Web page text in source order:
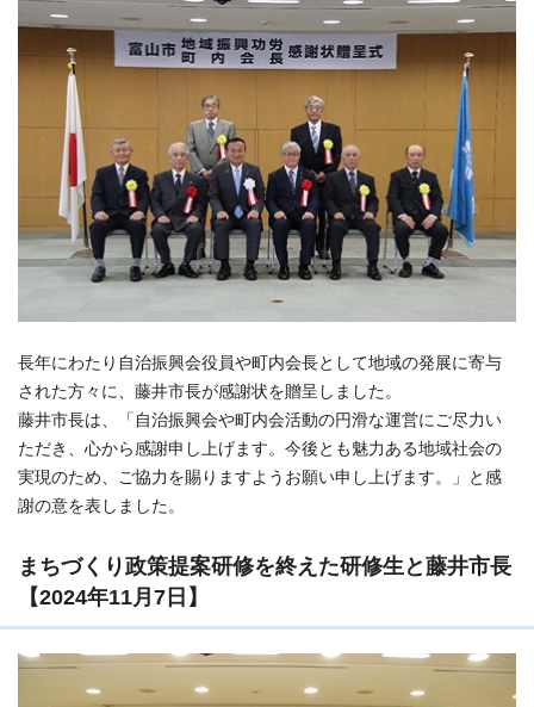
長年にわたり自治振興会役員や町内会長として地域の発展に寄与
された方々に、藤井市長が感謝状を贈呈しました。
藤井市長は、「自治振興会や町内会活動の円滑な運営にご尽力い
ただき、心から感謝申し上げます。今後とも魅力ある地域社会の
実現のため、ご協力を賜りますようお願い申し上げます。」と感
謝の意を表しました。
まちづくり政策提案研修を終えた研修生と藤井市長
【2024年11月7日】